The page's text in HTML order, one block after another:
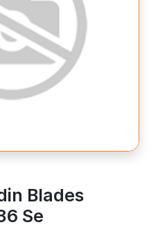
Blades
Se